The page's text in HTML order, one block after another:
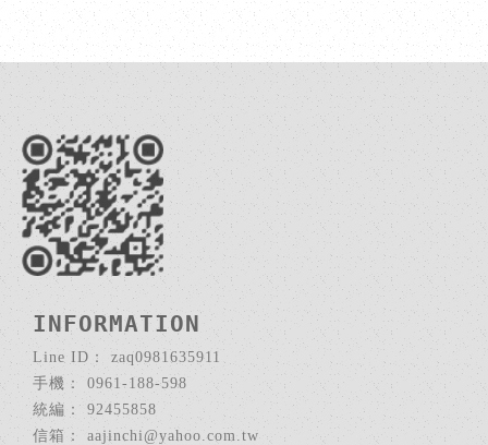
zaq0981635911
0961-188-598
92455858
aajinchi@yahoo.com.tw